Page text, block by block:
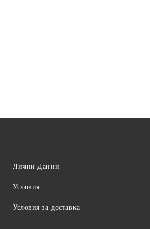
Лични Данни
Условия
Условия за доставка